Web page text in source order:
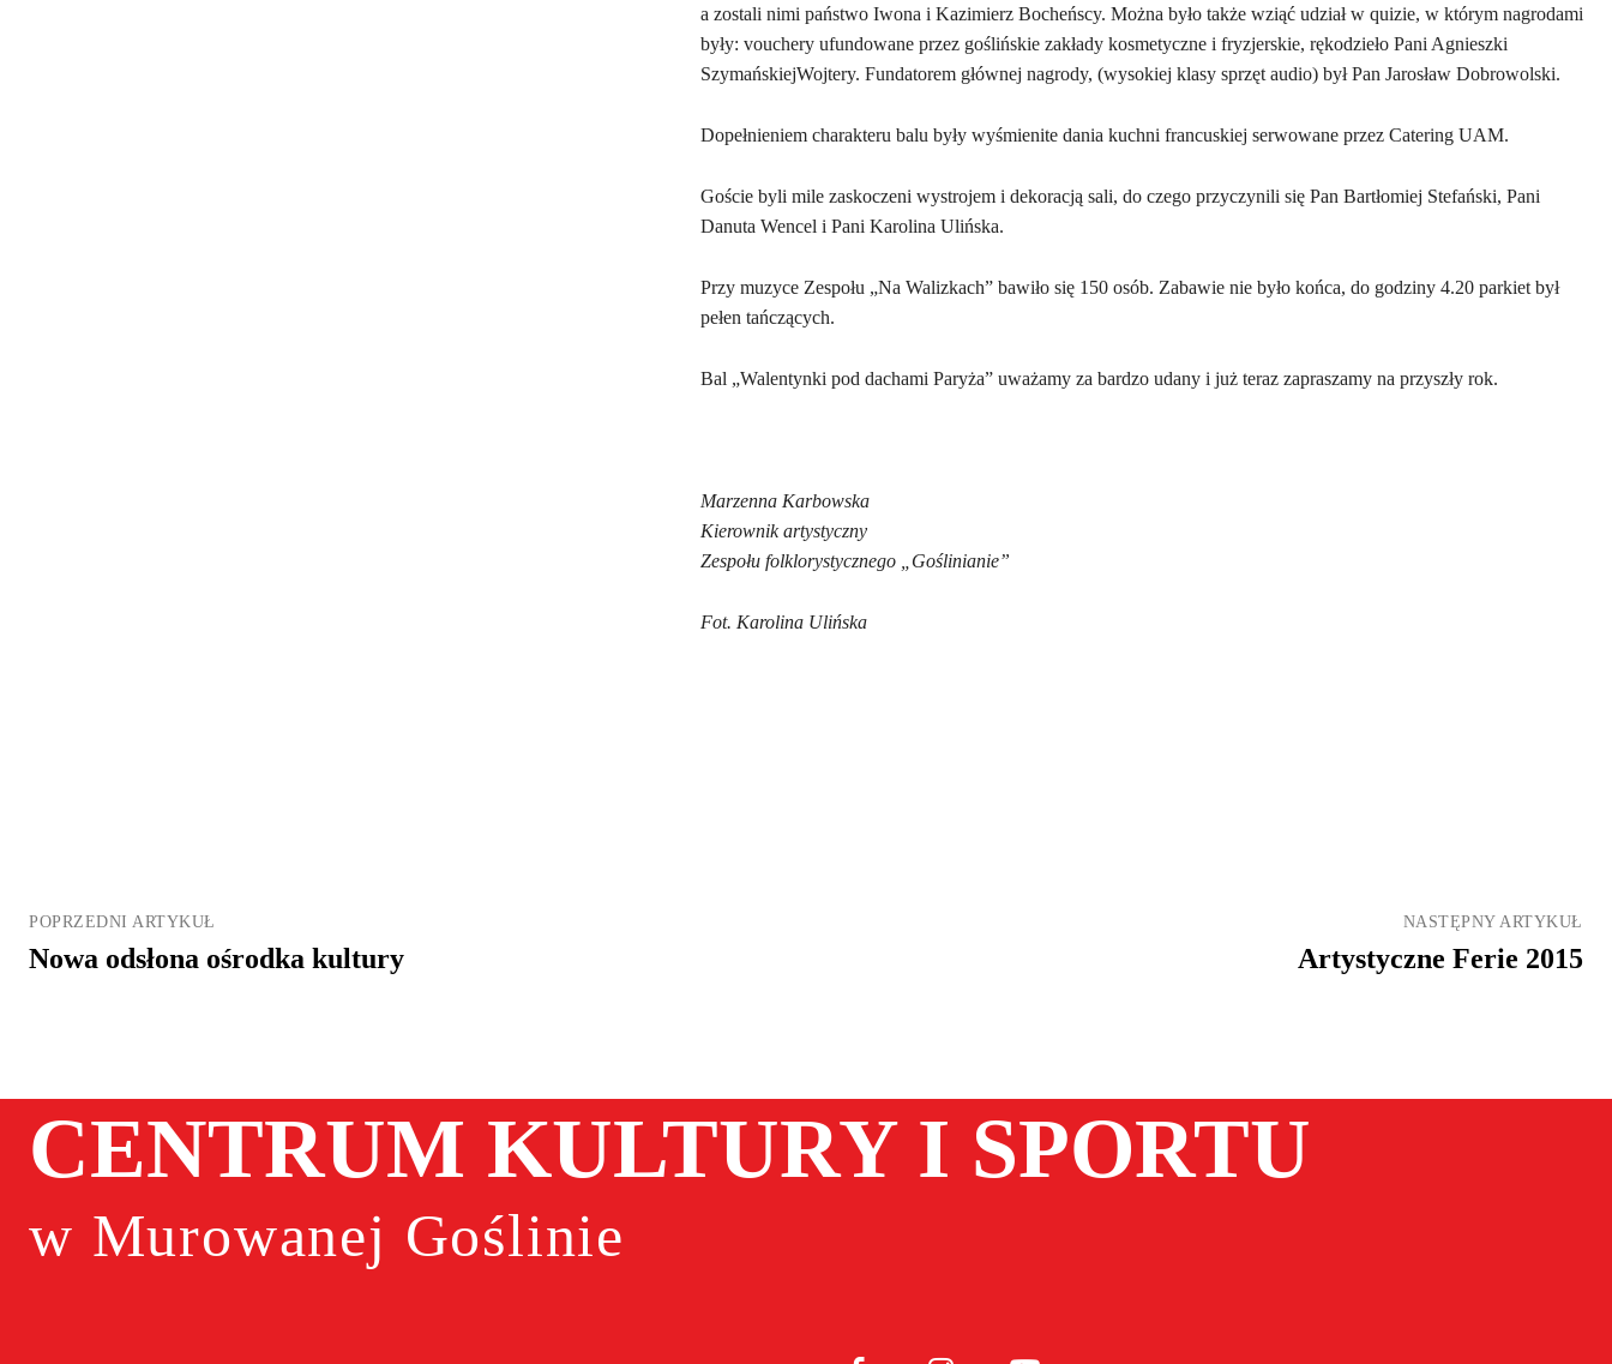
a zostali nimi państwo Iwona i Kazimierz Bocheńscy. Można było także wziąć udział w quizie, w którym nagrodami
były: vouchery ufundowane przez goślińskie zakłady kosmetyczne i fryzjerskie, rękodzieło Pani Agnieszki
SzymańskiejWojtery. Fundatorem głównej nagrody, (wysokiej klasy sprzęt audio) był Pan Jarosław Dobrowolski.
Dopełnieniem charakteru balu były wyśmienite dania kuchni francuskiej serwowane przez Catering UAM.
Goście byli mile zaskoczeni wystrojem i dekoracją sali, do czego przyczynili się Pan Bartłomiej Stefański, Pani
Danuta Wencel i Pani Karolina Ulińska.
Przy muzyce Zespołu „Na Walizkach” bawiło się 150 osób. Zabawie nie było końca, do godziny 4.20 parkiet był
pełen tańczących.
Bal „Walentynki pod dachami Paryża” uważamy za bardzo udany i już teraz zapraszamy na przyszły rok.
Marzenna Karbowska
Kierownik artystyczny
Zespołu folklorystycznego „Goślinianie”
Fot. Karolina Ulińska
POPRZEDNI ARTYKUŁ
Nowa odsłona ośrodka kultury
NASTĘPNY ARTYKUŁ
Artystyczne Ferie 2015
CENTRUM KULTURY I SPORTU
w Murowanej Goślinie